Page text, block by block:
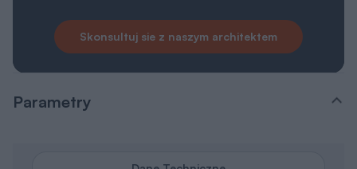
Skonsultuj sie z naszym architektem
Parametry